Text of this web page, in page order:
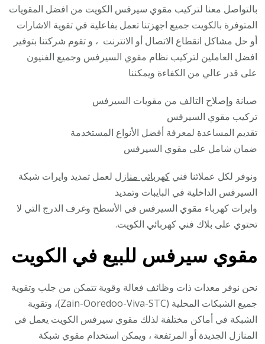
بالتواصل معنا لتركيب مقوي سيرفس الكويت من افضل المقويات
المتوفرة بالكويت جميع اجهزتنا تعمل بفاعلية في تقوية الاشارات
أو حل مشاكل انقطاع الاتصال أو الانترنت ، و تقوم شركتنا بتوفير
افضل العاملين لتركيب نظام مقوي السيرفس وجميع الفنيون
على قدر عالي من الكفاءة ويمكننا
صيانة وإصلاح التالف من مقويات السيرفس
تركيب مقوي السيرفس
تقديم المساعدة لمعرفة أفضل الأنواع المستخدمة
ضمان شامل على مقوي السيرفس
ونوفر لكل عملائنا فنيكهربائي منازل لعمل تمديد وايرات شبكة
السيرفس الداخلية في البايبات وتمديد
وايرات كهرباء مقوي السيرفس في الأسطح وغرف الدرج التي لا
تحتوي على بلاك فني كهربائي الكويت.
مقوي سيرفس للبيع في الكويت
نحن نوفر معدات ذات وظائف فعالة وقوية تتمكن من جلب وتقوية
جميع الشبكات المحلية (Zain-Ooredoo-Viva-STC)، وتقوية
الشبكة في أماكن مختلفة لذلك مقوي سيرفس الكويت يعمل في
المنازل الجديدة أو المرتفعة ، ويمكن استخدام مقوي شبكة